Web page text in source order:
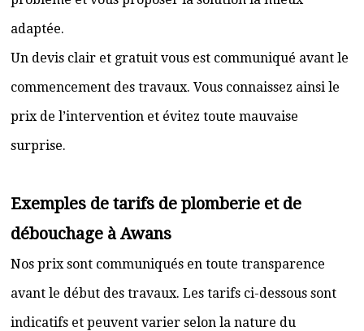
adaptée.
Un devis clair et gratuit vous est communiqué avant le
commencement des travaux. Vous connaissez ainsi le
prix de l’intervention et évitez toute mauvaise
surprise.
Exemples de tarifs de plomberie et de
débouchage à Awans
Nos prix sont communiqués en toute transparence
avant le début des travaux. Les tarifs ci-dessous sont
indicatifs et peuvent varier selon la nature du